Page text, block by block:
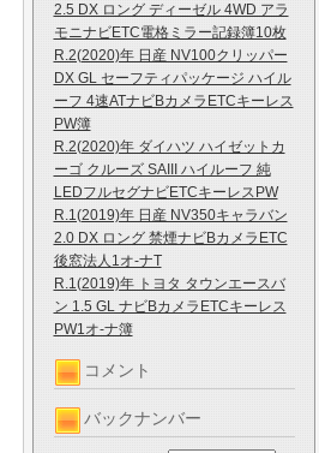
2.5 DX ロング ディーゼル 4WD アラ
モニナビETC電格ミラー記録簿10枚
R.2(2020)年 日産 NV100クリッパー
DX GL セーフティパッケージ ハイル
ーフ 4速ATナビBカメラETCキーレス
PW簿
R.2(2020)年 ダイハツ ハイゼットカ
ーゴ クルーズ SAIII ハイルーフ 純
LEDフルセグナビETCキーレスPW
R.1(2019)年 日産 NV350キャラバン
2.0 DX ロング 禁煙ナビBカメラETC
後窓法人1オ-ナT
R.1(2019)年 トヨタ タウンエースバ
ン 1.5 GL ナビBカメラETCキーレス
PW1オ-ナ簿
コメント
バックナンバー